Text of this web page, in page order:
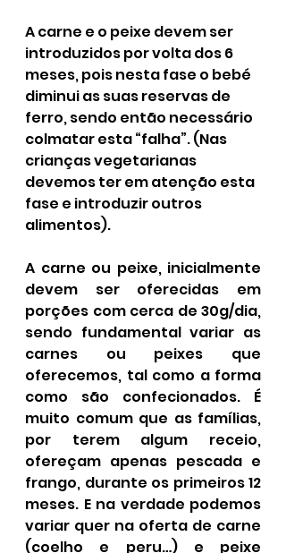
A carne e o peixe devem ser
introduzidos por volta dos 6
meses, pois nesta fase o bebé
diminui as suas reservas de
ferro, sendo então necessário
colmatar esta “falha”. (Nas
crianças vegetarianas
devemos ter em atenção esta
fase e introduzir outros
alimentos).
A carne ou peixe, inicialmente
devem ser oferecidas em
porções com cerca de 30g/dia,
sendo fundamental variar as
carnes ou peixes que
oferecemos, tal como a forma
como são confecionados. É
muito comum que as famílias,
por terem algum receio,
ofereçam apenas pescada e
frango, durante os primeiros 12
meses. E na verdade podemos
variar quer na oferta de carne
(coelho e peru…) e peixe